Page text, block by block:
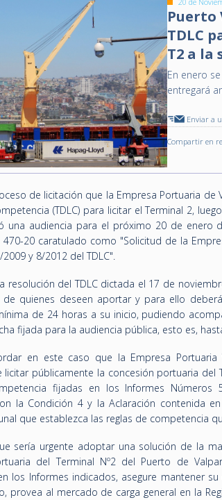
Puerto
TDLC
T2 a la
En enero
entregará
Enviar a
Compartir en
de licitación que la Empresa Portuaria de
(TDLC) para licitar el Terminal 2,
una audiencia para el próximo 20 de
470-20 caratulado como "Solicitud de la
y 8/2012 del TDLC".
resolución del TDLC dictada el 17 de
de quienes deseen aportar y para ello
de 24 horas a su inicio, pudiendo
fijada para la audiencia pública, esto es,
en este caso que la Empresa Portuaria
licitar públicamente la concesión portuaria del
fijadas en los Informes
la Condición 4 y la Aclaración contenida
que establezca las reglas de competencia
sería urgente adoptar una solución de la
del Terminal Nº2 del Puerto de
los Informes indicados, asegure mantener
provea al mercado de carga general en la